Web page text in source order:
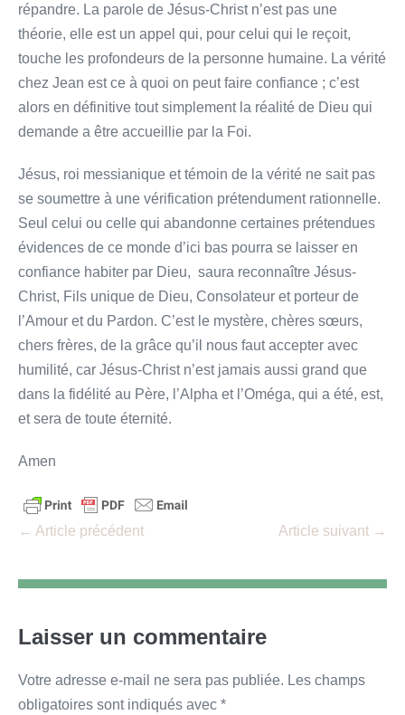
répandre. La parole de Jésus-Christ n’est pas une
théorie, elle est un appel qui, pour celui qui le reçoit,
touche les profondeurs de la personne humaine. La vérité
chez Jean est ce à quoi on peut faire confiance ; c’est
alors en définitive tout simplement la réalité de Dieu qui
demande a être accueillie par la Foi.
Jésus, roi messianique et témoin de la vérité ne sait pas
se soumettre à une vérification prétendument rationnelle.
Seul celui ou celle qui abandonne certaines prétendues
évidences de ce monde d’ici bas pourra se laisser en
confiance habiter par Dieu, saura reconnaître Jésus-
Christ, Fils unique de Dieu, Consolateur et porteur de
l’Amour et du Pardon. C’est le mystère, chères sœurs,
chers frères, de la grâce qu’il nous faut accepter avec
humilité, car Jésus-Christ n’est jamais aussi grand que
dans la fidélité au Père, l’Alpha et l’Oméga, qui a été, est,
et sera de toute éternité.
Amen
Navigation
← Article précédent Article suivant →
Laisser un commentaire
Votre adresse e-mail ne sera pas publiée. Les champs
obligatoires sont indiqués avec *